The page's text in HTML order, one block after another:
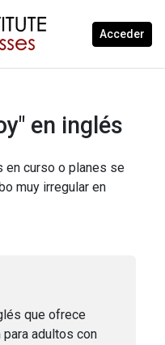
Acceder
en inglés
en curso o planes se
muy irregular en
que ofrece
adultos con